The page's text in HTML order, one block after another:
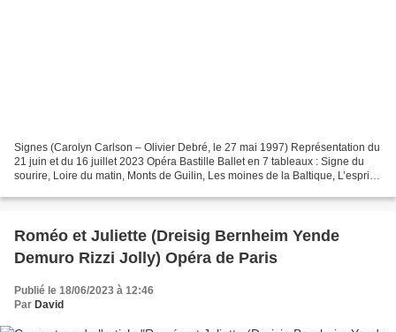
Signes (Carolyn Carlson – Olivier Debré, le 27 mai 1997) Représentation du
21 juin et du 16 juillet 2023 Opéra Bastille Ballet en 7 tableaux : Signe du
sourire, Loire du matin, Monts de Guilin, Les moines de la Baltique, L’esprit
Roméo et Juliette (Dreisig Bernheim Yende
Demuro Rizzi Jolly) Opéra de Paris
Publié le 18/06/2023 à 12:46
Par David